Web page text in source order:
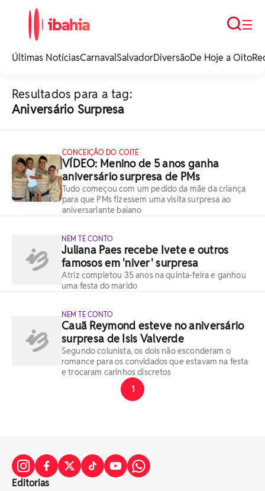
noticias e
☰
Busca
Últimas NotíciasCarnavalSalvadorDiversãoDe Hoje a Oito
Resultados para a tag:
Aniversário Surpresa
CONCEIÇÃO DO COITÉ
VÍDEO: Menino de 5 anos ganha
aniversário surpresa de PMs
Tudo começou com um pedido da mãe da criança
para que PMs fizessem uma visita surpresa ao
aniversariante baiano
NEM TE CONTO
Juliana Paes recebe Ivete e outros
famosos em 'niver' surpresa
Atriz completou 35 anos na quinta-feira e ganhou
uma festa do marido
NEM TE CONTO
Cauã Reymond esteve no aniversário
surpresa de Isis Valverde
Segundo colunista, os dois não esconderam o
romance para os convidados que estavam na festa
e trocaram carinhos discretos
1
Editorias